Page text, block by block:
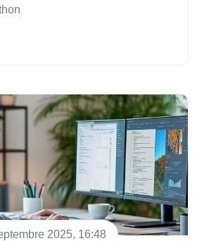
2025, 16:48